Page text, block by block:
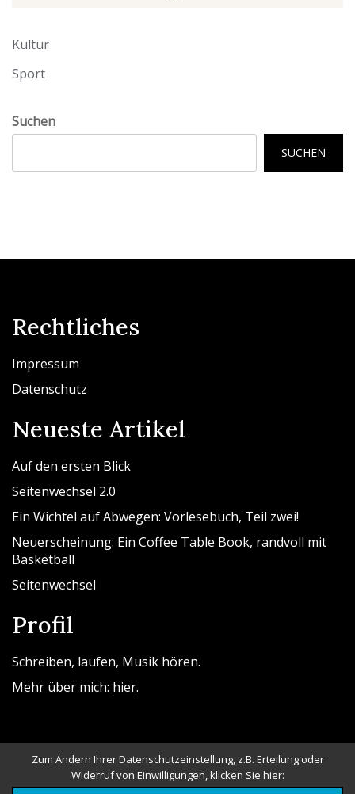
Kultur
Sport
Suchen
SUCHEN
Rechtliches
Impressum
Datenschutz
Neueste Artikel
Auf den ersten Blick
Seitenwechsel 2.0
Ein Wichtel auf Abwegen: Vorlesebuch, Teil zwei!
Neuerscheinung: Ein Coffee Table Book, randvoll mit
Basketball
Seitenwechsel
Profil
Schreiben, laufen, Musik hören.
Mehr über mich: hier.
Zum Ändern Ihrer Datenschutzeinstellung, z.B. Erteilung oder
Widerruf von Einwilligungen, klicken Sie hier: